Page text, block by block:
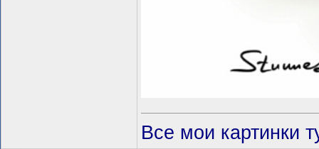
Все мои картинки